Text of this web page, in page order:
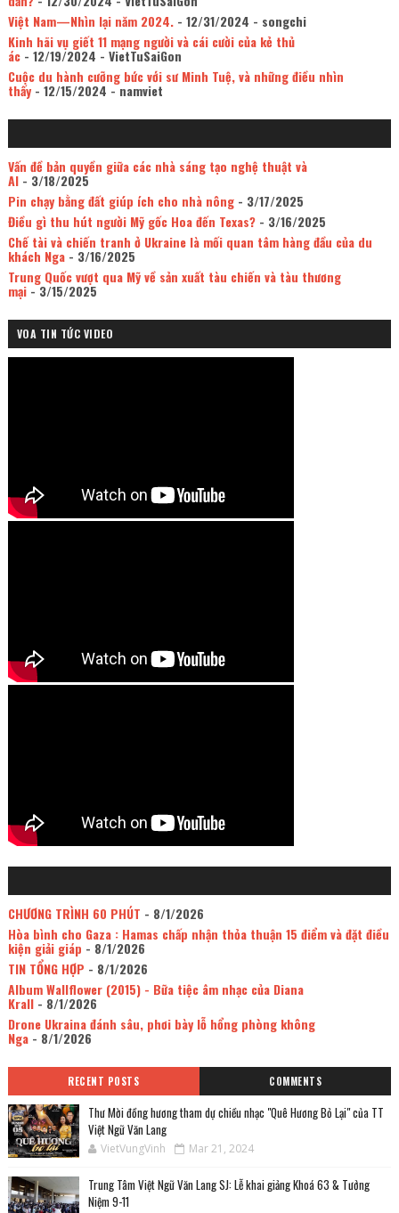
Việt Nam—Nhìn lại năm 2024.- 12/31/2024 - songchi
Kinh hãi vụ giết 11 mạng người và cái cười của kẻ thủ
ác- 12/19/2024 - VietTuSaiGon
Cuộc du hành cưỡng bức với sư Minh Tuệ, và những điều nhìn
thấy- 12/15/2024 - namviet
Vấn đề bản quyền giữa các nhà sáng tạo nghệ thuật và
AI- 3/18/2025
Pin chạy bằng đất giúp ích cho nhà nông- 3/17/2025
Điều gì thu hút người Mỹ gốc Hoa đến Texas?- 3/16/2025
Chế tài và chiến tranh ở Ukraine là mối quan tâm hàng đầu của du
khách Nga- 3/16/2025
Trung Quốc vượt qua Mỹ về sản xuất tàu chiến và tàu thương
mại- 3/15/2025
VOA TIN TỨC VIDEO
CHƯƠNG TRÌNH 60 PHÚT - 8/1/2026
Hòa bình cho Gaza : Hamas chấp nhận thỏa thuận 15 điểm và đặt điều
kiện giải giáp - 8/1/2026
TIN TỔNG HỢP - 8/1/2026
Album Wallflower (2015) - Bữa tiệc âm nhạc của Diana
Krall- 8/1/2026
Drone Ukraina đánh sâu, phơi bày lỗ hổng phòng không
Nga- 8/1/2026
RECENT POSTS COMMENTS
Thư Mời đồng hương tham dự chiều nhạc "Quê Hương Bỏ Lại" của TT
Việt Ngữ Văn Lang
VietVungVinh Mar 21, 2024
Trung Tâm Việt Ngữ Văn Lang SJ: Lễ khai giảng Khoá 63 & Tưởng
Niệm 9-11